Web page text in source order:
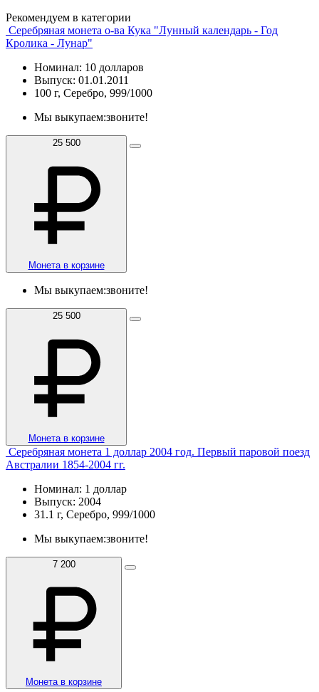
Рекомендуем в категории
Серебряная монета о-ва Кука "Лунный календарь - Год
Кролика - Лунар"
Номинал: 10 долларов
Выпуск: 01.01.2011
100 г, Серебро, 999/1000
Мы выкупаем:звоните!
25 500
Монета в корзине
Мы выкупаем:звоните!
25 500
Монета в корзине
Серебряная монета 1 доллар 2004 год. Первый паровой поезд
Австралии 1854-2004 гг.
Номинал: 1 доллар
Выпуск: 2004
31.1 г, Серебро, 999/1000
Мы выкупаем:звоните!
7 200
Монета в корзине